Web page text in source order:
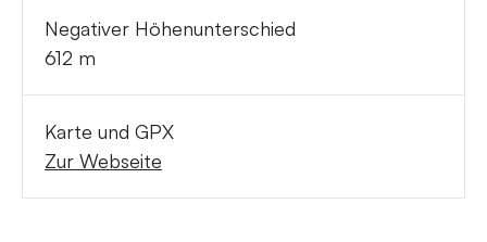
Negativer Höhenunterschied
612 m
Karte und GPX
Zur Webseite